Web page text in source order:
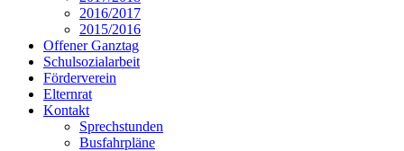
2016/2017
2015/2016
Offener Ganztag
Schulsozialarbeit
Förderverein
Elternrat
Kontakt
Sprechstunden
Busfahrpläne